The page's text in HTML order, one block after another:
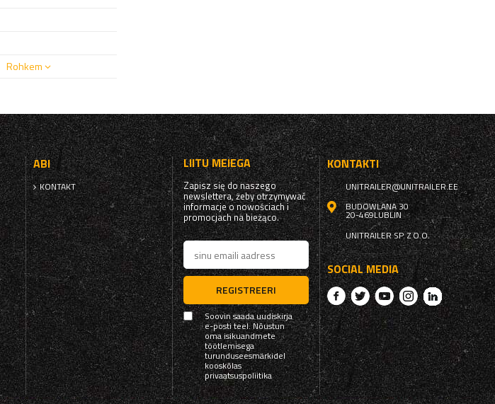
Rohkem
ABI
KONTAKT
LIITU MEIEGA
Zapisz się do naszego
newslettera, żeby otrzymywać
informacje o nowościach i
promocjach na bieżąco.
REGISTREERI
Soovin saada uudiskirja
e-posti teel. Nõustun
oma isikuandmete
töötlemisega
turunduseesmärkidel
kooskõlas
privaatsuspoliitika
KONTAKTI
UNITRAILER@UNITRAILER.EE
BUDOWLANA 30
20-469LUBLIN
UNITRAILER SP. Z O.O.
SOCIAL MEDIA